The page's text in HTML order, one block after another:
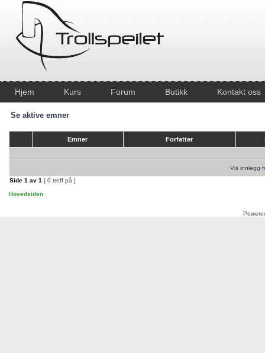
Hjem Kurs Forum Butikk Kontakt oss
Se aktive emner
Emner Forfatter
Vis innlegg
Side 1 av 1 [ 0 treff på ]
Hovedsiden